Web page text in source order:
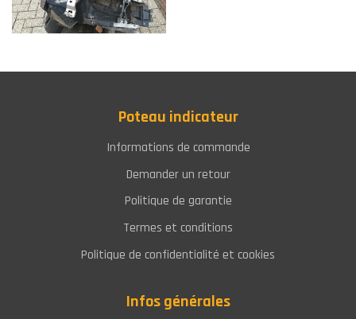
Poteau indicateur
Informations de commande
Demander un retour
Politique de garantie
Termes et conditions
Politique de confidentialité et cookies
Infos générales